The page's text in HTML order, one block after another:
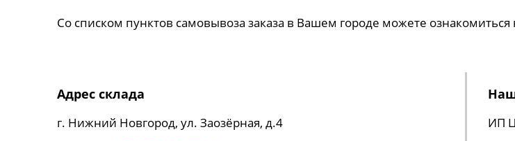
Со списком пунктов самовывоза заказа в Вашем городе можете ознакомиться
Адрес склада
г. Нижний Новгород, ул. Заозёрная, д.4
ИП